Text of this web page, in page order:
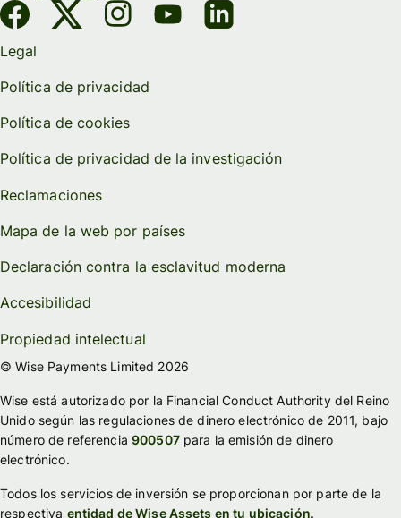
Legal
Política de privacidad
Política de cookies
Política de privacidad de la investigación
Reclamaciones
Mapa de la web por países
Declaración contra la esclavitud moderna
Accesibilidad
Propiedad intelectual
© Wise Payments Limited 2026
Wise está autorizado por la Financial Conduct Authority del Reino
Unido según las regulaciones de dinero electrónico de 2011, bajo
número de referencia 900507para la emisión de dinero
electrónico.
Todos los servicios de inversión se proporcionan por parte de la
respectiva entidad de Wise Assets en tu ubicación.